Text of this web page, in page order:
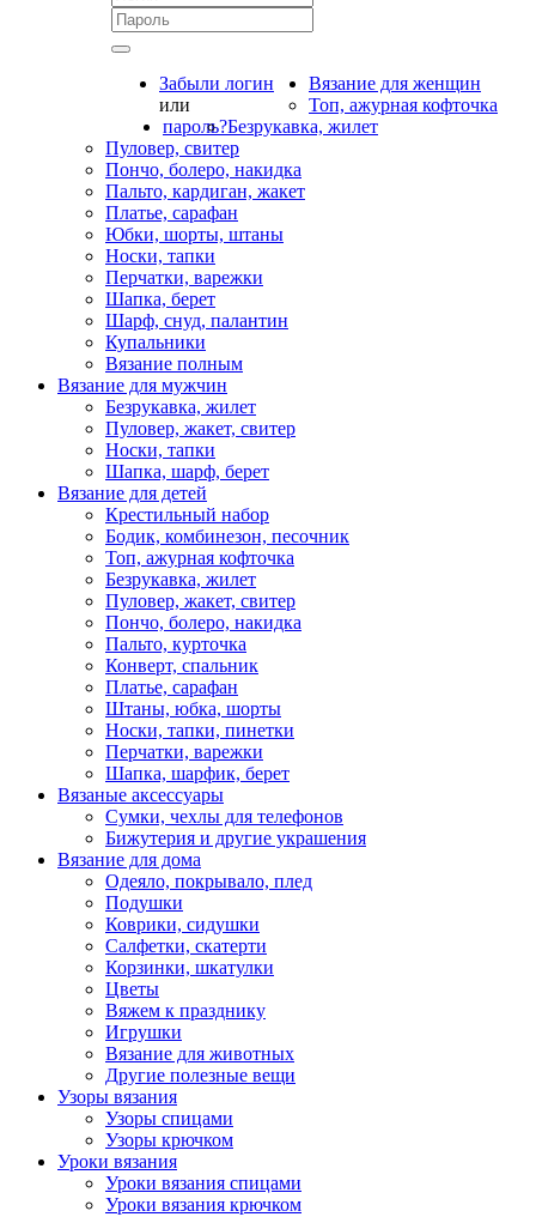
Забыли логин
или
пароль?
Вязание для женщин
Топ, ажурная кофточка
Безрукавка, жилет
Пуловер, свитер
Пончо, болеро, накидка
Пальто, кардиган, жакет
Платье, сарафан
Юбки, шорты, штаны
Носки, тапки
Перчатки, варежки
Шапка, берет
Шарф, снуд, палантин
Купальники
Вязание полным
Вязание для мужчин
Безрукавка, жилет
Пуловер, жакет, свитер
Носки, тапки
Шапка, шарф, берет
Вязание для детей
Крестильный набор
Бодик, комбинезон, песочник
Топ, ажурная кофточка
Безрукавка, жилет
Пуловер, жакет, свитер
Пончо, болеро, накидка
Пальто, курточка
Конверт, спальник
Платье, сарафан
Штаны, юбка, шорты
Носки, тапки, пинетки
Перчатки, варежки
Шапка, шарфик, берет
Вязаные аксессуары
Сумки, чехлы для телефонов
Бижутерия и другие украшения
Вязание для дома
Одеяло, покрывало, плед
Подушки
Коврики, сидушки
Салфетки, скатерти
Корзинки, шкатулки
Цветы
Вяжем к празднику
Игрушки
Вязание для животных
Другие полезные вещи
Узоры вязания
Узоры спицами
Узоры крючком
Уроки вязания
Уроки вязания спицами
Уроки вязания крючком